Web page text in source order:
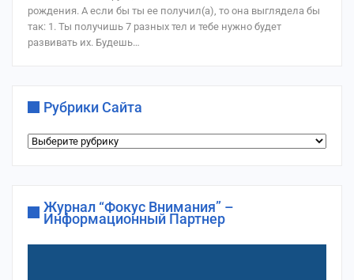
рождения. А если бы ты ее получил(а), то она выглядела бы
так: 1. Ты получишь 7 разных тел и тебе нужно будет
развивать их. Будешь…
Рубрики Сайта
Рубрики
Журнал “Фокус Внимания” –
Информационный Партнер